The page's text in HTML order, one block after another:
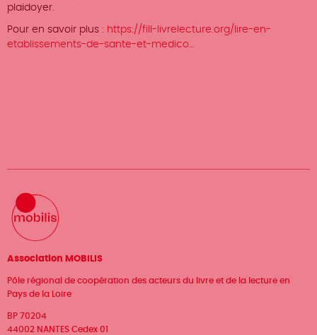
plaidoyer.
Pour en savoir plus : https://fill-livrelecture.org/lire-en-
etablissements-de-sante-et-medico…
Association MOBILIS
Pôle régional de coopération des acteurs du livre et de la lecture en
Pays de la Loire
BP 70204
44002 NANTES Cedex 01